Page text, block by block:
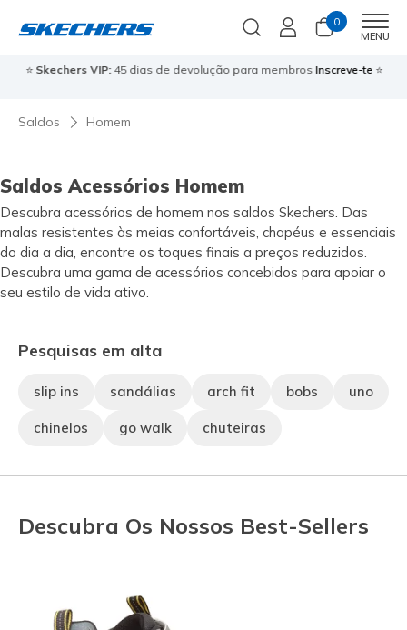
0
MENU
⭐ Skechers VIP:45 dias de devolução para membros Inscreve-te⭐
Saldos Homem
Saldos Acessórios Homem
Descubra acessórios de homem nos saldos Skechers. Das
malas resistentes às meias confortáveis, chapéus e essenciais
do dia a dia, encontre os toques finais a preços reduzidos.
Descubra uma gama de acessórios concebidos para apoiar o
seu estilo de vida ativo.
Pesquisas em alta
slip ins sandálias arch fit bobs uno
chinelos go walk chuteiras
Descubra Os Nossos Best-Sellers